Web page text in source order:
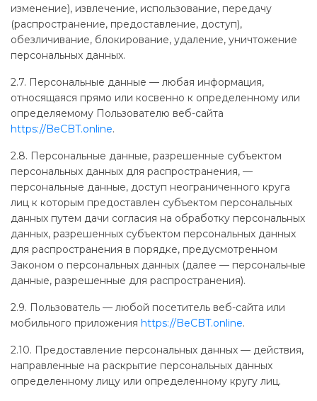
изменение), извлечение, использование, передачу
(распространение, предоставление, доступ),
обезличивание, блокирование, удаление, уничтожение
персональных данных.
2.7. Персональные данные — любая информация,
относящаяся прямо или косвенно к определенному или
определяемому Пользователю веб-сайта
https://BeCBT.online.
2.8. Персональные данные, разрешенные субъектом
персональных данных для распространения, —
персональные данные, доступ неограниченного круга
лиц к которым предоставлен субъектом персональных
данных путем дачи согласия на обработку персональных
данных, разрешенных субъектом персональных данных
для распространения в порядке, предусмотренном
Законом о персональных данных (далее — персональные
данные, разрешенные для распространения).
2.9. Пользователь — любой посетитель веб-сайта или
мобильного приложения https://BeCBT.online.
2.10. Предоставление персональных данных — действия,
направленные на раскрытие персональных данных
определенному лицу или определенному кругу лиц.